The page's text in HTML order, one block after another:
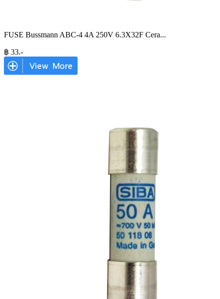
FUSE Bussmann ABC-4 4A 250V 6.3X32F Cera...
฿ 33.-